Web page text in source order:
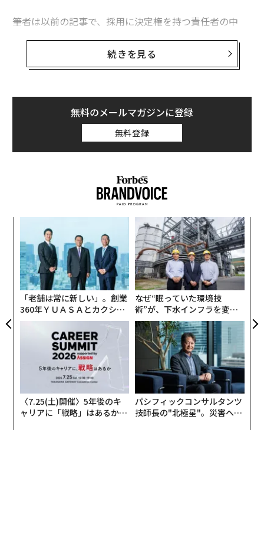
始めよう。ストレッチ業務は、肩書きが変わる前に準備
ができていることを示す最も有効な方法の1つだ。プロ
ジェクトのリード、若手のメンタリング、部門横断の取
り組みのオーナーシップなどの機会を探す。そして自分
力ではなく成果に焦点を当てたアップデートを共有しよ
例えば、「プロジェクトを支援しました」ではなく、
の提供を維持しました」と言う。意思決定者が求めるの
は、こうした証拠だ。ストレッチ業務は、次の役割に向
けた試運転だと捉えるとよい。証拠を積み上げるほど、
機会が訪れたときにリーダーがあなたの昇進を正当化し
やすくなる。
会話を継続する
成長についての会話は1回では足りない。キャリアの前
進は、時間をかけた継続的な対話で築かれる。評価面談
のときだけでなく、定例のチェックインで育成目標を取
り上げよう。何に取り組み、何を学び、合意した期待値
に対してどう進んでいるかを共有する。
重くする必要はない。「今四半期はステークホルダーと
のコミュニケーション改善に注力していて、これまでに
こんなことをしてきました」といったシンプルな報告
で、成長が見え、文脈にも合う状態を保てる。
筆者は以前の記事で、採用に決定権を持つ責任者の中
し、選考を妨げている」と主張する者が3分の2以上に達
しているという調査結果を紹介した。これは、履歴書に
いるものなのか、確かめることが難しくなっているため
レジュメ・ジーニアスの調査は、最近の応募書類にみら
れる特徴に基づいて、AI生成の履歴書に対する採用側の
続きを見る
無料のメールマガジンに登録
無料登録
「老舗は常に新しい」。創業
360年ＹＵＡＳＡとカクシン
CEO田尻望が語る、AIを超え
る人の価値
なぜ“眠っていた環境技
術”が、下水インフラを変え
たのか──産総研×月島JFE
アクアソリューションの10年
〈7.25(土)開催〉5年後のキ
ャリアに「戦略」はあるか。
パシフィックコンサルタンツ
技師長の"北極星"。災害への